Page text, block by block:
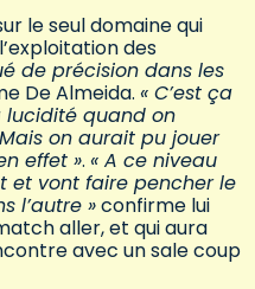
le seul domaine qui
des
de précision dans les
De Almeida. « C’est ça
lucidité quand on
on aurait pu jouer
effet ». « A ce niveau
et vont faire pencher le
l’autre »confirme lui
aller, et qui aura
avec un sale coup